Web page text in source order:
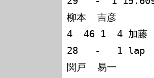
柳本  吉彦
4  46 1  4 加藤
28   -   1 lap
関戸  易一